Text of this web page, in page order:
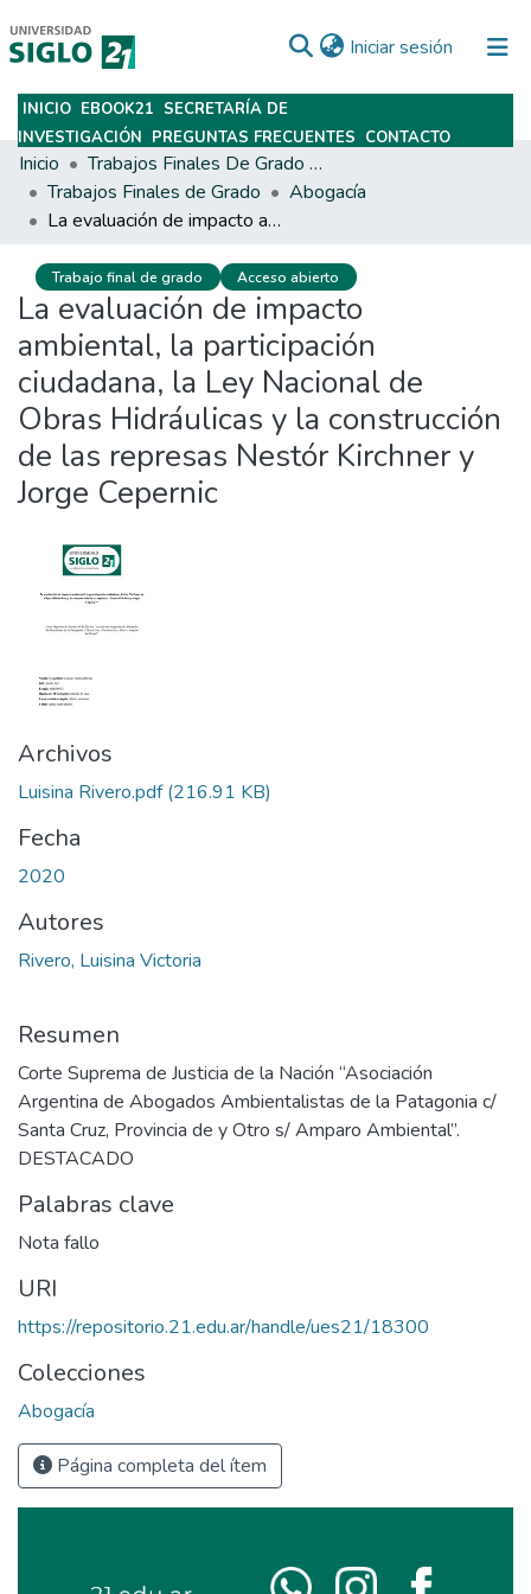
Iniciar sesión (current)
Subir
INICIO EBOOK21 SECRETARÍA DE
INVESTIGACIÓN PREGUNTAS FRECUENTES CONTACTO
Inicio
Trabajos Finales De Grado Y Posgrado
Trabajos Finales de Grado
Abogacía
La evaluación de impacto ambiental, la participación ciudadana, la Ley Nacional de Obras Hidráulicas y la construcción de las represas Nestór Kirchner y Jorge Cepernic
Trabajo final de grado Acceso abierto
La evaluación de impacto
ambiental, la participación
ciudadana, la Ley Nacional de
Obras Hidráulicas y la construcción
de las represas Nestór Kirchner y
Jorge Cepernic
Archivos
Luisina Rivero.pdf(216.91 KB)
Fecha
2020
Autores
Rivero, Luisina Victoria
Resumen
Corte Suprema de Justicia de la Nación “Asociación
Argentina de Abogados Ambientalistas de la Patagonia c/
Santa Cruz, Provincia de y Otro s/ Amparo Ambiental”.
DESTACADO
Palabras clave
Nota fallo
URI
https://repositorio.21.edu.ar/handle/ues21/18300
Colecciones
Abogacía
Página completa del ítem